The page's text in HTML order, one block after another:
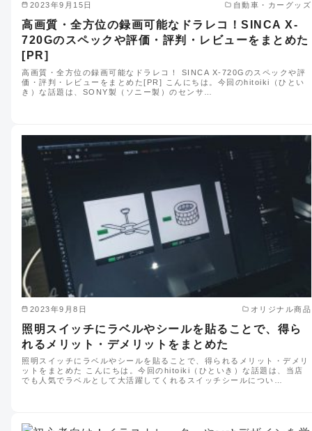
2023年9月15日 自動車・カーグッズ
高画質・全方位の録画可能なドラレコ！SINCA X-
720Gのスペックや評価・評判・レビューをまとめた
[PR]
高画質・全方位の録画可能なドラレコ！ SINCA X-720Gのスペックや評
価・評判・レビューをまとめた[PR] こんにちは。今回のhitoiki（ひとい
き）な話題は、SONY製（ソニー製）のセンサ…
2023年9月8日 オリジナル商品
照明スイッチにラベルやシールを貼ることで、得ら
れるメリット・デメリットをまとめた
照明スイッチにラベルやシールを貼ることで、得られるメリット・デメリ
ットをまとめた こんにちは。今回のhitoiki（ひといき）な話題は、当店
でも人気でラベルとして大活躍してくれるスイッチシールについ…